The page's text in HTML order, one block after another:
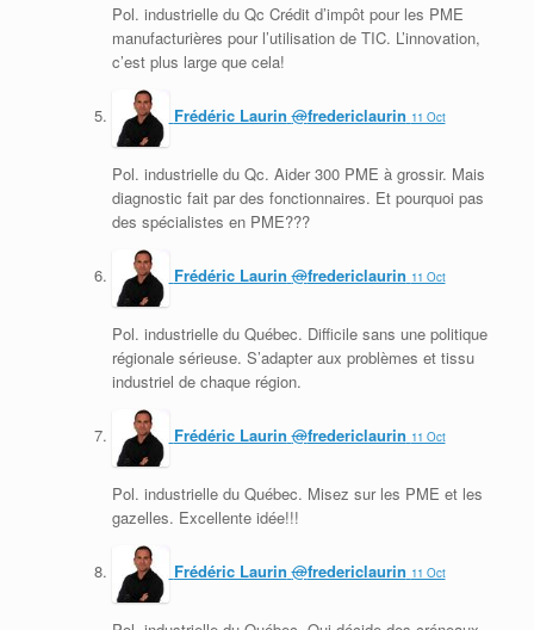
Pol. industrielle du Qc Crédit d’impôt pour les PME
manufacturières pour l’utilisation de TIC. L’innovation,
c’est plus large que cela!
Frédéric Laurin ‏@fredericlaurin 11 Oct
Pol. industrielle du Qc. Aider 300 PME à grossir. Mais
diagnostic fait par des fonctionnaires. Et pourquoi pas
des spécialistes en PME???
Frédéric Laurin ‏@fredericlaurin 11 Oct
Pol. industrielle du Québec. Difficile sans une politique
régionale sérieuse. S’adapter aux problèmes et tissu
industriel de chaque région.
Frédéric Laurin ‏@fredericlaurin 11 Oct
Pol. industrielle du Québec. Misez sur les PME et les
gazelles. Excellente idée!!!
Frédéric Laurin ‏@fredericlaurin 11 Oct